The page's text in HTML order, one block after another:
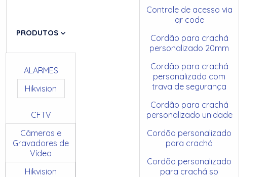
PRODUTOS
ALARMES
Hikvision
CFTV
Câmeras e
Gravadores de
Vídeo
Hikvision
Controle de acesso via
qr code
Cordão para crachá
personalizado 20mm
Cordão para crachá
personalizado com
trava de segurança
Cordão para crachá
personalizado unidade
Cordão personalizado
para crachá
Cordão personalizado
para crachá sp